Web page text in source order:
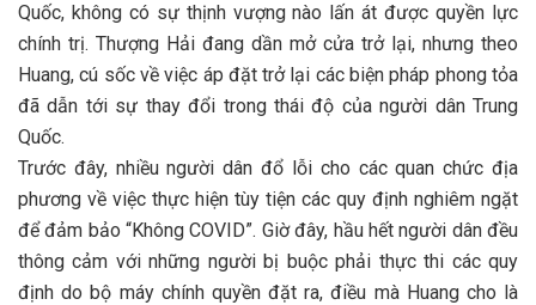
Quốc, không có sự thịnh vượng nào lấn át được quyền lực
chính trị. Thượng Hải đang dần mở cửa trở lại, nhưng theo
Huang, cú sốc về việc áp đặt trở lại các biện pháp phong tỏa
đã dẫn tới sự thay đổi trong thái độ của người dân Trung
Quốc.
Trước đây, nhiều người dân đổ lỗi cho các quan chức địa
phương về việc thực hiện tùy tiện các quy định nghiêm ngặt
để đảm bảo “Không COVID”. Giờ đây, hầu hết người dân đều
thông cảm với những người bị buộc phải thực thi các quy
định do bộ máy chính quyền đặt ra, điều mà Huang cho là